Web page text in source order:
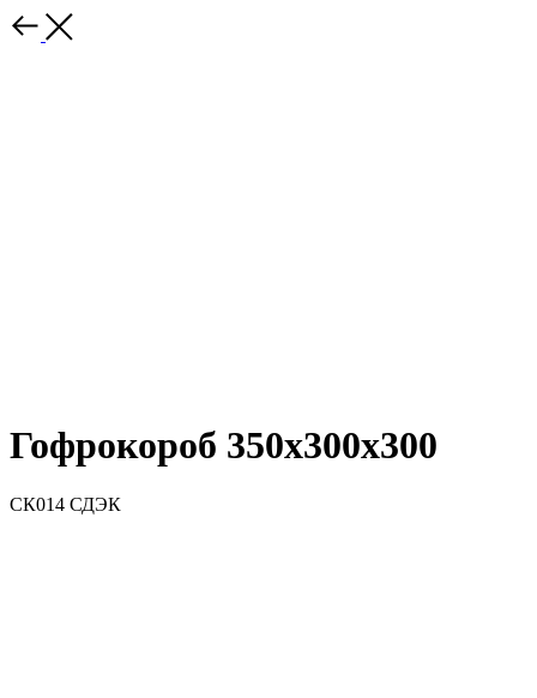
Гофрокороб 350х300х300
СК014 СДЭК